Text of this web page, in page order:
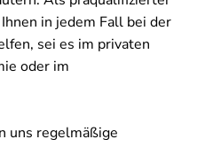
in jedem Fall bei der
sei es im privaten
oder im
uns regelmäßige